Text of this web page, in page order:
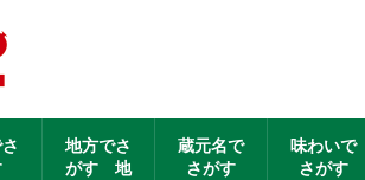
地方でさ
がす 地
蔵元名で
さがす
味わいで
さがす